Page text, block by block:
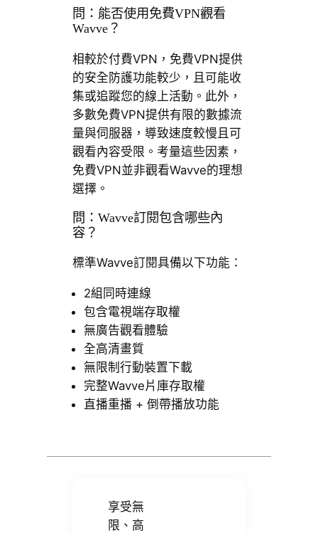
問：能否使用免費VPN觀看
Wavve？
相較於付費VPN，免費VPN提供
的安全防護功能較少，且可能收
集或追蹤您的線上活動。此外，
多數免費VPN提供有限的數據流
量與伺服器，導致速度較慢且可
觀看內容受限。考量這些因素，
免費VPN並非觀看Wavve的理想
選擇。
問：Wavve訂閱包含哪些內
容？
標準Wavve訂閱具備以下功能：
2組同時連線
包含電視端存取權
無廣告觀看體驗
全高清畫質
無限制行動裝置下載
完整Wavve片庫存取權
直播重播 + 倒帶播放功能
享受無
限、高